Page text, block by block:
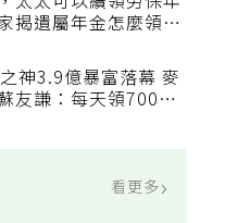
太太可以續領勞保年
揭遺屬年金怎麼領，
神3.9億暴富落幕 麥
友謙：每天領700元
看更多